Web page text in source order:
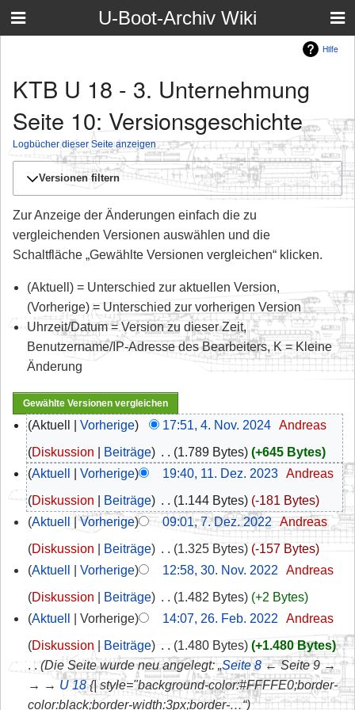
U-Boot-Archiv Wiki
Hilfe
KTB U 18 - 3. Unternehmung
Seite 10: Versionsgeschichte
Logbücher dieser Seite anzeigen
Versionen filtern
Zur Anzeige der Änderungen einfach die zu
vergleichenden Versionen auswählen und die
Schaltfläche „Gewählte Versionen vergleichen“ klicken.
(Aktuell) = Unterschied zur aktuellen Version,
(Vorherige) = Unterschied zur vorherigen Version
Uhrzeit/Datum = Version zu dieser Zeit,
Benutzername/IP-Adresse des Bearbeiters, K = Kleine
Änderung
Aktuell Vorherige 17:51, 4. Nov. 2024‎ Andreas
Diskussion
Beiträge 1.789 Bytes
+645 Bytes
Aktuell
Vorherige 19:40, 11. Dez. 2023‎ Andreas
Diskussion
Beiträge 1.144 Bytes
-181 Bytes
Aktuell
Vorherige 09:01, 7. Dez. 2022‎ Andreas
Diskussion
Beiträge 1.325 Bytes
-157 Bytes
Aktuell
Vorherige 12:58, 30. Nov. 2022
Andreas
Diskussion
Beiträge 1.482 Bytes
+2 Bytes
Aktuell
Vorherige 14:07, 26. Feb. 2022
Andreas
Diskussion
Beiträge 1.480 Bytes
+1.480 Bytes
Die Seite wurde neu angelegt: „Seite 8← Seite 9 →
→ → U 18{| style="background-color:#FFFFE0;border-
color:black;border-width:3px;border-…“